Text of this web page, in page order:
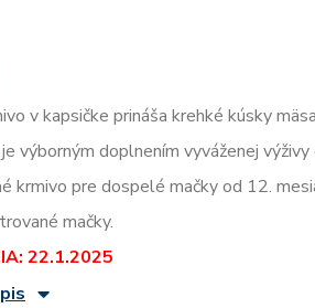
v kapsičke prináša krehké kúsky
výborným doplnením vyváženej
krmivo pre dospelé mačky od 12.
mačky.
22.1.2025